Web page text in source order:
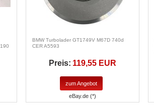
BMW Turbolader GT1749V M67D 740d
CER A5593
Preis: 119,55 EUR
zum Angebot
eBay.de (*)